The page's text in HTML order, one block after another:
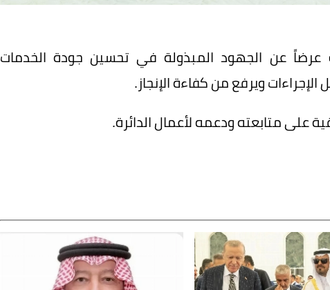
عن الجهود المبذولة في تحسين جودة الخدمات
ويرفع من كفاءة الإنجاز.
على متابعته ودعمه لأعمال الدائرة.